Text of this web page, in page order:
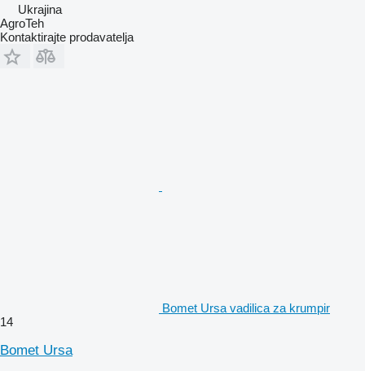
Ukrajina
AgroTeh
Kontaktirajte prodavatelja
Bomet Ursa vadilica za krumpir
14
Bomet Ursa